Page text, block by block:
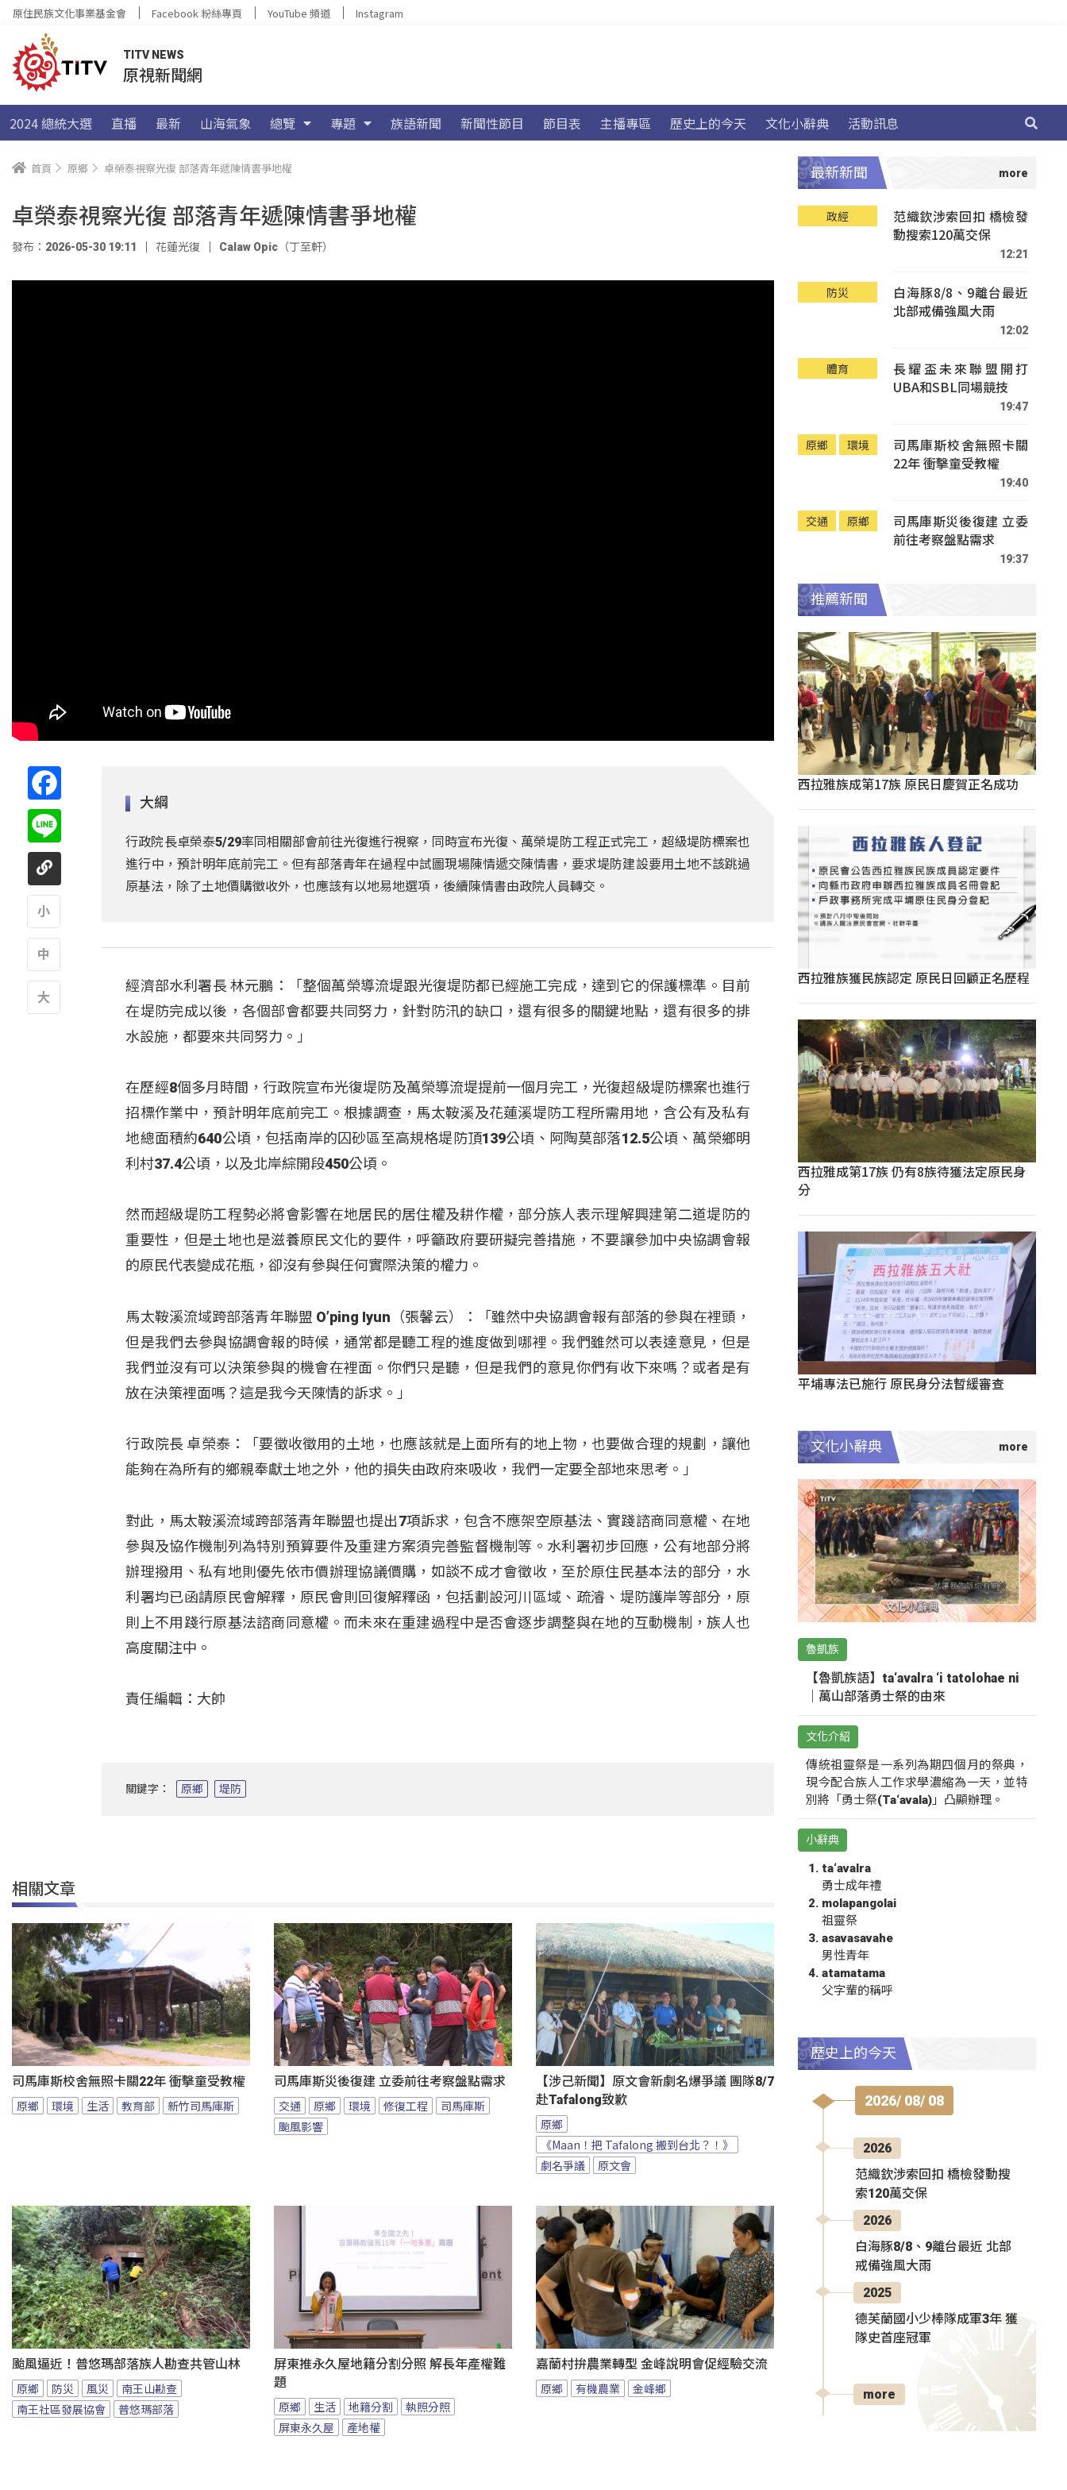
原住民族文化事業基金會 Facebook 粉絲專頁 YouTube 頻道 Instagram
TITV NEWS
原視新聞網
2024 總統大選 直播 最新 山海氣象 總覽 專題 族語新聞 新聞性節目 節目表 主播專區 歷史上的今天 文化小辭典 活動訊息
首頁 原鄉 卓榮泰視察光復 部落青年遞陳情書爭地權
卓榮泰視察光復 部落青年遞陳情書爭地權
發布：2026-05-30 19:11 花蓮光復 Calaw Opic（丁至軒）
大綱
行政院長卓榮泰5/29率同相關部會前往光復進行視察，同時宣布光復、萬榮堤防工程正式完工，超級堤防標案也
進行中，預計明年底前完工。但有部落青年在過程中試圖現場陳情遞交陳情書，要求堤防建設要用土地不該跳過
原基法，除了土地價購徵收外，也應該有以地易地選項，後續陳情書由政院人員轉交。
經濟部水利署長 林元鵬：「整個萬榮導流堤跟光復堤防都已經施工完成，達到它的保護標準。目前
在堤防完成以後，各個部會都要共同努力，針對防汛的缺口，還有很多的關鍵地點，還有很多的排
水設施，都要來共同努力。」
在歷經8個多月時間，行政院宣布光復堤防及萬榮導流堤提前一個月完工，光復超級堤防標案也進行
招標作業中，預計明年底前完工。根據調查，馬太鞍溪及花蓮溪堤防工程所需用地，含公有及私有
地總面積約640公頃，包括南岸的囚砂區至高規格堤防頂139公頃、阿陶莫部落12.5公頃、萬榮鄉明
利村37.4公頃，以及北岸綜開段450公頃。
然而超級堤防工程勢必將會影響在地居民的居住權及耕作權，部分族人表示理解興建第二道堤防的
重要性，但是土地也是滋養原民文化的要件，呼籲政府要研擬完善措施，不要讓參加中央協調會報
的原民代表變成花瓶，卻沒有參與任何實際決策的權力。
馬太鞍溪流域跨部落青年聯盟 O’ping Iyun（張馨云）：「雖然中央協調會報有部落的參與在裡頭，
但是我們去參與協調會報的時候，通常都是聽工程的進度做到哪裡。我們雖然可以表達意見，但是
我們並沒有可以決策參與的機會在裡面。你們只是聽，但是我們的意見你們有收下來嗎？或者是有
放在決策裡面嗎？這是我今天陳情的訴求。」
行政院長 卓榮泰：「要徵收徵用的土地，也應該就是上面所有的地上物，也要做合理的規劃，讓他
能夠在為所有的鄉親奉獻土地之外，他的損失由政府來吸收，我們一定要全部地來思考。」
對此，馬太鞍溪流域跨部落青年聯盟也提出7項訴求，包含不應架空原基法、實踐諮商同意權、在地
參與及協作機制列為特別預算要件及重建方案須完善監督機制等。水利署初步回應，公有地部分將
辦理撥用、私有地則優先依市價辦理協議價購，如談不成才會徵收，至於原住民基本法的部分，水
利署均已函請原民會解釋，原民會則回復解釋函，包括劃設河川區域、疏濬、堤防護岸等部分，原
則上不用踐行原基法諮商同意權。而未來在重建過程中是否會逐步調整與在地的互動機制，族人也
高度關注中。
責任編輯：大帥
關鍵字： 原鄉 堤防
相關文章
司馬庫斯校舍無照卡關22年 衝擊童受教權
原鄉 環境 生活 教育部 新竹司馬庫斯
司馬庫斯災後復建 立委前往考察盤點需求
交通 原鄉 環境 修復工程
司馬庫斯
颱風影響
【涉己新聞】原文會新劇名爆爭議 團隊8/7
赴Tafalong致歉
原鄉
《Maan！把 Tafalong 搬到台北？！》
劇名爭議
原文會
颱風逼近！普悠瑪部落族人勘查共管山林
原鄉 防災 風災
南王山勘查
南王社區發展協會
普悠瑪部落
屏東推永久屋地籍分割分照 解長年產權難
題
原鄉 生活 地籍分割
執照分照
屏東永久屋
產地權
嘉蘭村拚農業轉型 金峰說明會促經驗交流
原鄉 有機農業 金峰鄉
最新新聞
政經
范織欽涉索回扣 橋檢發
動搜索120萬交保
12:21
防災
白海豚8/8、9離台最近
北部戒備強風大雨
12:02
體育
長耀盃未來聯盟開打
UBA和SBL同場競技
19:47
原鄉 環境
司馬庫斯校舍無照卡關
22年 衝擊童受教權
19:40
交通 原鄉
司馬庫斯災後復建 立委
前往考察盤點需求
19:37
推薦新聞
西拉雅族成第17族 原民日慶賀正名成功
西拉雅族獲民族認定 原民日回顧正名歷程
西拉雅成第17族 仍有8族待獲法定原民身
分
平埔專法已施行 原民身分法暫緩審查
文化小辭典
魯凱族
【魯凱族語】ta‘avalra ‘i tatolohae ni
｜萬山部落勇士祭的由來
文化介紹
傳統祖靈祭是一系列為期四個月的祭典，
現今配合族人工作求學濃縮為一天，並特
別將「勇士祭(Ta‘avala)」凸顯辦理。
小辭典
ta‘avalra
勇士成年禮
molapangolai
祖靈祭
asavasavahe
男性青年
atamatama
父字輩的稱呼
歷史上的今天
2026/ 08/ 08
2026
范織欽涉索回扣 橋檢發動搜
索120萬交保
2026
白海豚8/8、9離台最近 北部
戒備強風大雨
2025
德芙蘭國小少棒隊成軍3年 獲
隊史首座冠軍
more